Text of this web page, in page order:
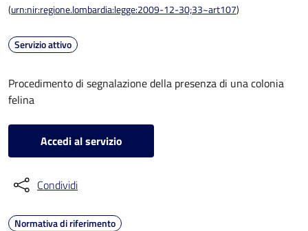
(urn:nir:regione.lombardia:legge:2009-12-30;33~art107)
Servizio attivo
Procedimento di segnalazione della presenza di una colonia
felina
Accedi al servizio
Condividi
Normativa di riferimento